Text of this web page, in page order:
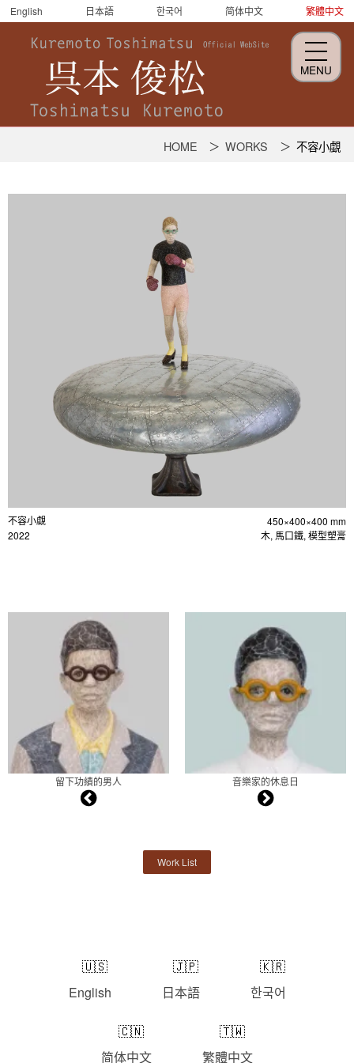
MENU
English 日本語 한국어 简体中文 繁體中文
俊
HOME WORKS 不容小覷
不容小覷
450×400×400 mm
2022
木, 馬口鐵, 模型塑膏
留下功績的男人 音樂家的休息日
Work List
English 日本語 한국어
简体中文 繁體中文